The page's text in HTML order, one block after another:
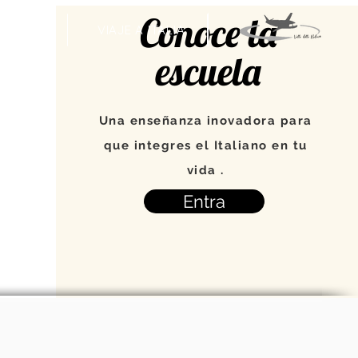
VIAJE A ITALIA
Conoce la
escuela
Una enseñanza inovadora para
que integres el Italiano en tu
vida .
Entra